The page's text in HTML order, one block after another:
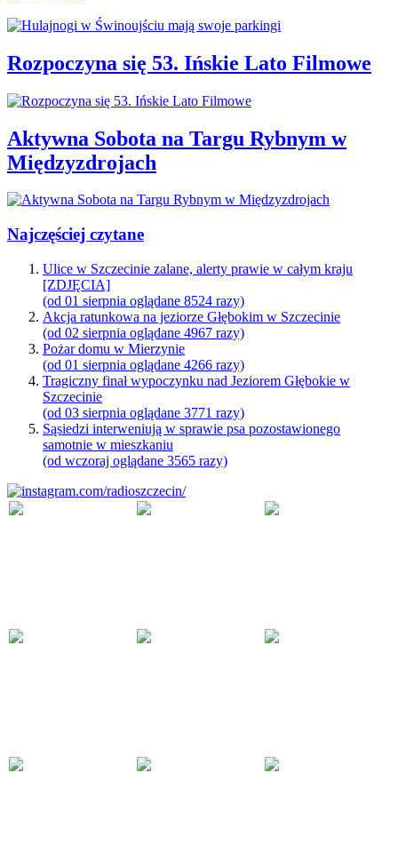
Rozpoczyna się 53. Ińskie Lato Filmowe
Aktywna Sobota na Targu Rybnym w
Międzyzdrojach
Najczęściej czytane
Ulice w Szczecinie zalane, alerty prawie w całym kraju
[ZDJĘCIA]
(od 01 sierpnia oglądane 8524 razy)
Akcja ratunkowa na jeziorze Głębokim w Szczecinie
(od 02 sierpnia oglądane 4967 razy)
Pożar domu w Mierzynie
(od 01 sierpnia oglądane 4266 razy)
Tragiczny finał wypoczynku nad Jeziorem Głębokie w
Szczecinie
(od 03 sierpnia oglądane 3771 razy)
Sąsiedzi interweniują w sprawie psa pozostawionego
samotnie w mieszkaniu
(od wczoraj oglądane 3565 razy)